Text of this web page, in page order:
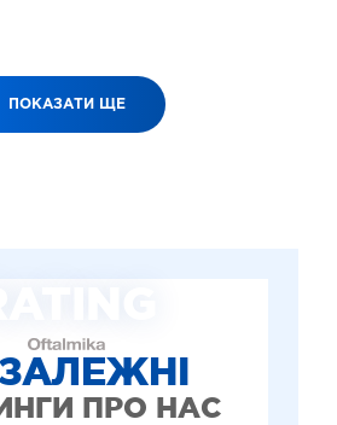
ПОКАЗАТИ ЩЕ
ПРО НАС